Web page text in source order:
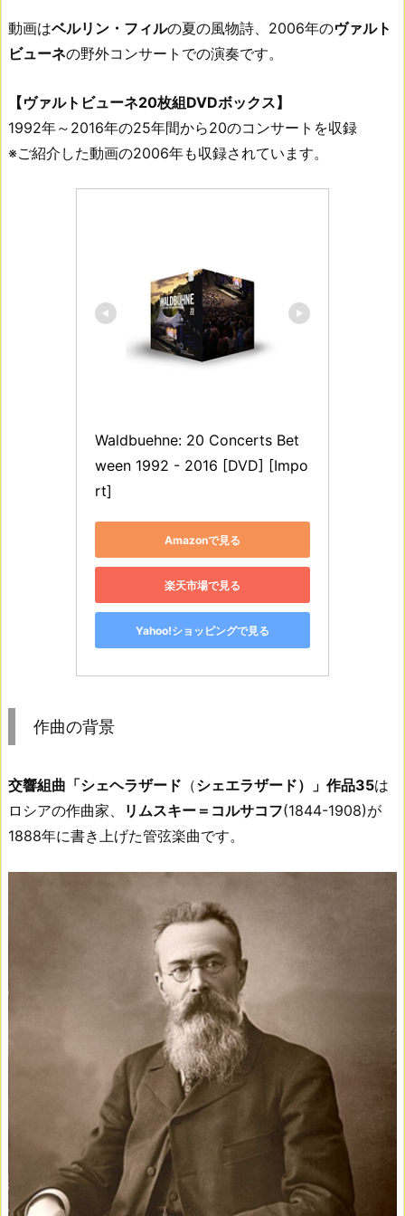
動画はベルリン・フィルの夏の風物詩、2006年のヴァルト
ビューネの野外コンサートでの演奏です。
【ヴァルトビューネ20枚組DVDボックス】
1992年～2016年の25年間から20のコンサートを収録
※ご紹介した動画の2006年も収録されています。
Waldbuehne: 20 Concerts Bet
ween 1992 - 2016 [DVD] [Impo
rt]
Amazonで見る
楽天市場で見る
Yahoo!ショッピングで見る
作曲の背景
交響組曲「シェヘラザード （シェエラザード）」作品35は
ロシアの作曲家、
リムスキー＝コルサコフ(1844-1908)が
1888年に書き上げた管弦楽曲です。